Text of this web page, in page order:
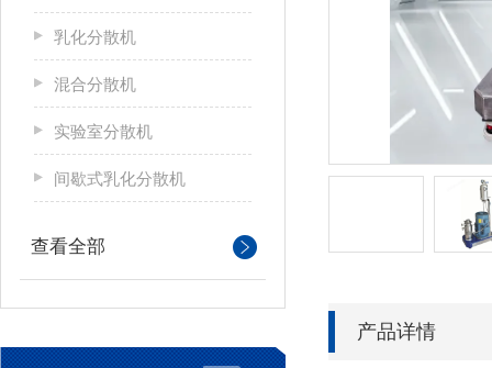
乳化分散机
混合分散机
实验室分散机
间歇式乳化分散机
查看全部
产品详情